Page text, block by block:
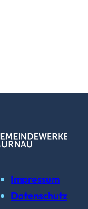
Impressum
Datenschutz